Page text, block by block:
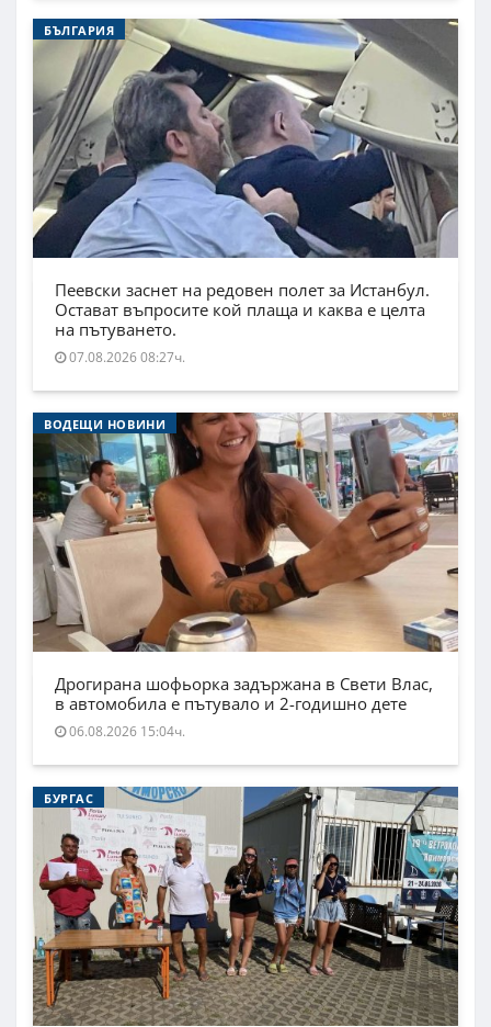
БЪЛГАРИЯ
Пеевски заснет на редовен полет за Истанбул.
Остават въпросите кой плаща и каква е целта
на пътуването.
07.08.2026 08:27ч.
ВОДЕЩИ НОВИНИ
Дрогирана шофьорка задържана в Свети Влас,
в автомобила е пътувало и 2-годишно дете
06.08.2026 15:04ч.
БУРГАС